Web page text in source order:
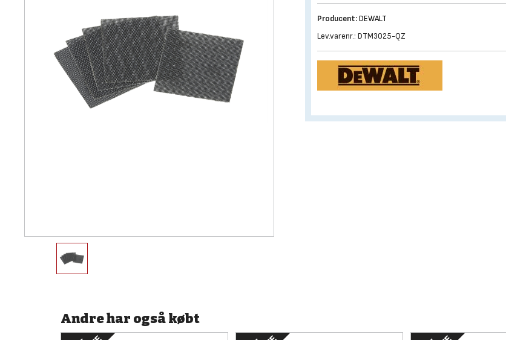
Producent:DEWALT
Lev.varenr.: DTM3025-QZ
Andre har også købt